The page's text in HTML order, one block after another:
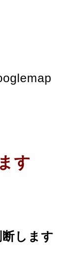
す
します